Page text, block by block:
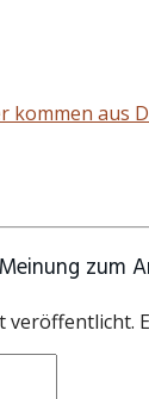
kommen aus
zum
veröffentlicht.